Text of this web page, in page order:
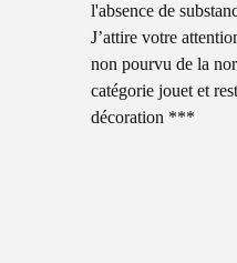
l'absence de
J’attire votre
non pourvu de la
catégorie jouet et
décoration ***